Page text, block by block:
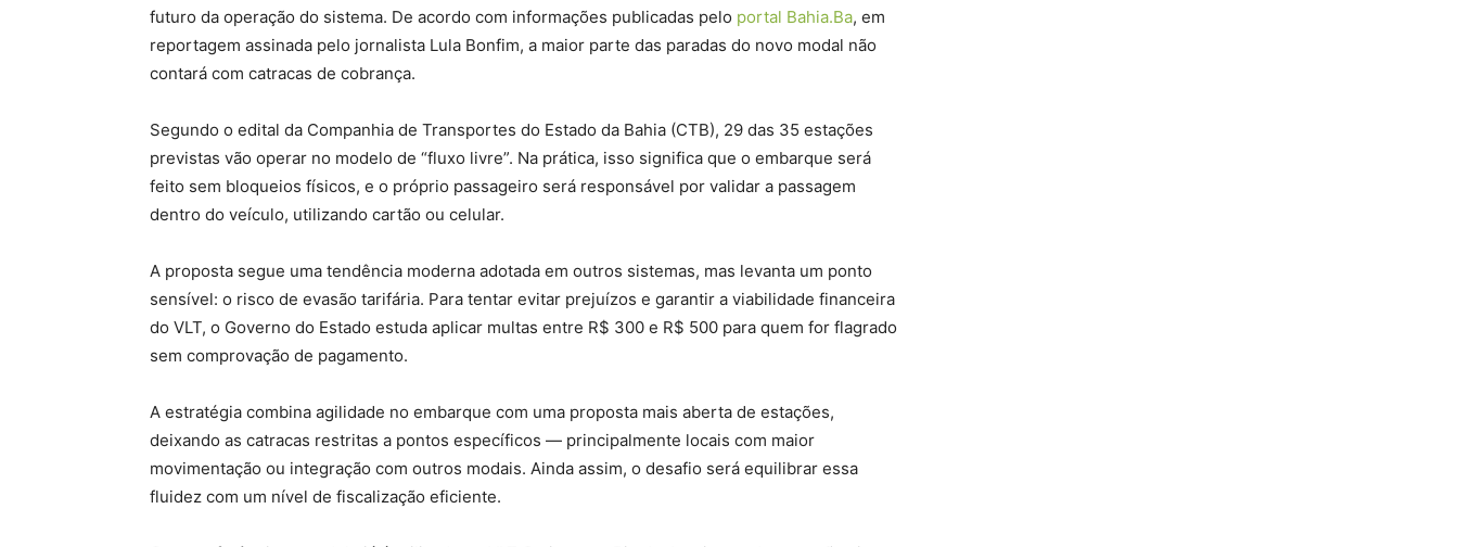
futuro da operação do sistema. De acordo com informações publicadas pelo portal Bahia.Ba, em
reportagem assinada pelo jornalista Lula Bonfim, a maior parte das paradas do novo modal não
contará com catracas de cobrança.
Segundo o edital da Companhia de Transportes do Estado da Bahia (CTB), 29 das 35 estações
previstas vão operar no modelo de “fluxo livre”. Na prática, isso significa que o embarque será
feito sem bloqueios físicos, e o próprio passageiro será responsável por validar a passagem
dentro do veículo, utilizando cartão ou celular.
A proposta segue uma tendência moderna adotada em outros sistemas, mas levanta um ponto
sensível: o risco de evasão tarifária. Para tentar evitar prejuízos e garantir a viabilidade financeira
do VLT, o Governo do Estado estuda aplicar multas entre R$ 300 e R$ 500 para quem for flagrado
sem comprovação de pagamento.
A estratégia combina agilidade no embarque com uma proposta mais aberta de estações,
deixando as catracas restritas a pontos específicos — principalmente locais com maior
movimentação ou integração com outros modais. Ainda assim, o desafio será equilibrar essa
fluidez com um nível de fiscalização eficiente.